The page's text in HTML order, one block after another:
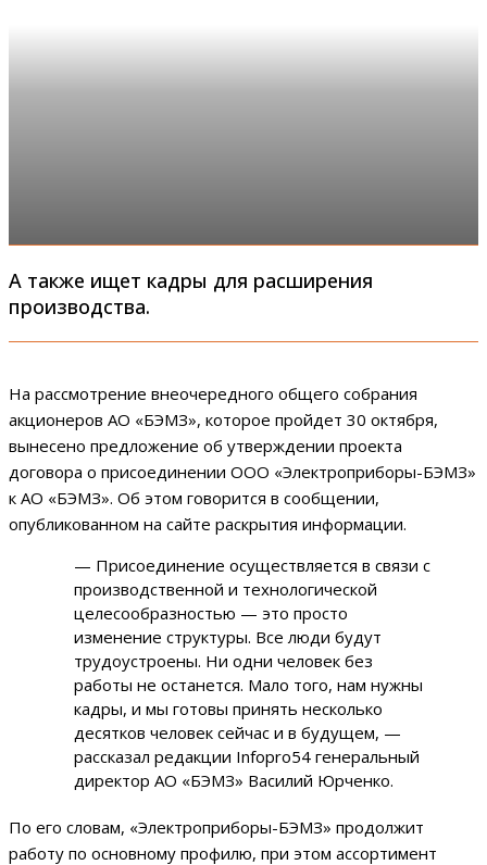
А также ищет кадры для расширения
производства.
На рассмотрение внеочередного общего собрания
акционеров АО «БЭМЗ», которое пройдет 30 октября,
вынесено предложение об утверждении проекта
договора о присоединении ООО «Электроприборы-БЭМЗ»
к АО «БЭМЗ». Об этом говорится в сообщении,
опубликованном на сайте раскрытия информации.
— Присоединение осуществляется в связи с
производственной и технологической
целесообразностью — это просто
изменение структуры. Все люди будут
трудоустроены. Ни одни человек без
работы не останется. Мало того, нам нужны
кадры, и мы готовы принять несколько
десятков человек сейчас и в будущем, —
рассказал редакции Infopro54 генеральный
директор АО «БЭМЗ» Василий Юрченко.
По его словам, «Электроприборы-БЭМЗ» продолжит
работу по основному профилю, при этом ассортимент